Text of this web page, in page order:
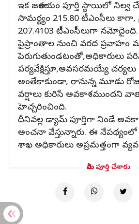
ఇక జలాశయం పూర్తి స్థాయిలో
సామర్థ్యం 215.80 టీఎంసీలు కాగా,
207.4103 టీఎంసీలుగా నమోదైంది.
పైప్రాంతాల నుంచి వరద ప్రవాహం
పెరుగుతుండటంతో,అధికారులు
పర్యవేక్షిస్తూ,అవసరమయ్యే చర్యలు
అంతేకాకుండా, రానున్న మూడు
వర్షాలు కురిసే అవకాశముందని
హెచ్చరించింది.
దీనివల్ల డ్యామ్ పూర్తిగా నిండే
అంచనా వేస్తున్నారు. ఈ
శాఖ అధికారులు అప్రమత్తంగా
మీరు పూర్తి చేశారు